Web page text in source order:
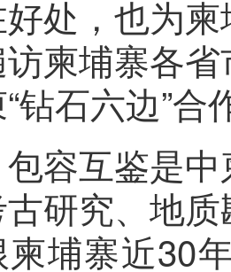
处，也为
柬埔寨各
钻石六边”
互鉴是中
研究、地
埔寨近30